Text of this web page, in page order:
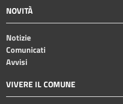
NOVITÀ
Notizie
Comunicati
Avvisi
VIVERE IL COMUNE